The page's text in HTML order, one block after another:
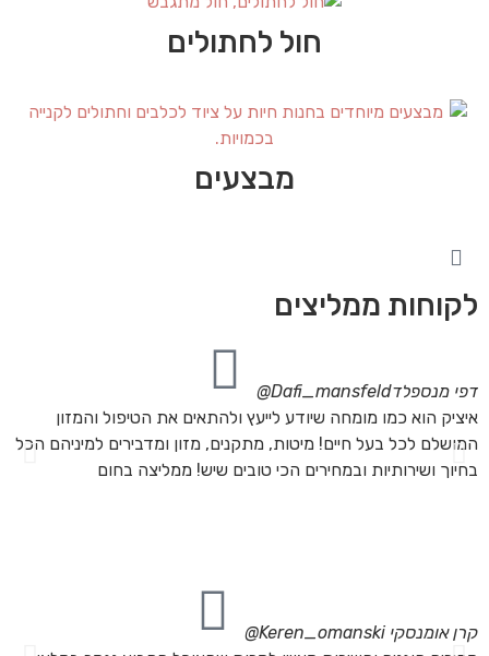
חול לחתולים
מבצעים
לקוחות ממליצים
דפי מנספלדDafi_mansfeld@
איציק הוא כמו מומחה שיודע לייעץ ולהתאים את הטיפול והמזון
המושלם לכל בעל חיים! מיטות, מתקנים, מזון ומדבירים למיניהם הכל
בחיוך ושירותיות ובמחירים הכי טובים שיש! ממליצה בחום
קרן אומנסקי Keren_omanski@